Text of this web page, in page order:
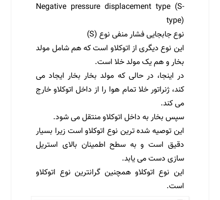
Negative pressure displacement type (S-
type)
نوع جابجایی فشار منفی نوع (S)
این نوع دیگری از اتوکلاو است که هم شامل مولد
بخار و هم یک مولد خلا است.
در اینجا، در حالی که مولد بخار بخار ایجاد می
کند، ژنراتور خلا تمام هوا را از داخل اتوکلاو خارج
می کند.
سپس بخار به داخل اتوکلاو منتقل می شود.
این توصیه شده ترین نوع اتوکلاو است زیرا بسیار
دقیق است و به سطح اطمینان بالای استریل
سازی دست می یابد.
این نوع اتوکلاو همچنین گرانترین نوع اتوکلاو
است.